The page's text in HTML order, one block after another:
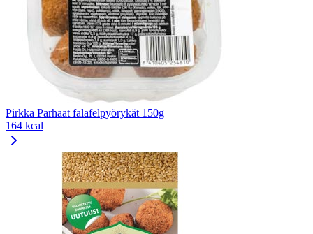
Pirkka Parhaat falafelpyörykät 150g
164 kcal